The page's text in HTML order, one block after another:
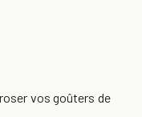
vos goûters de